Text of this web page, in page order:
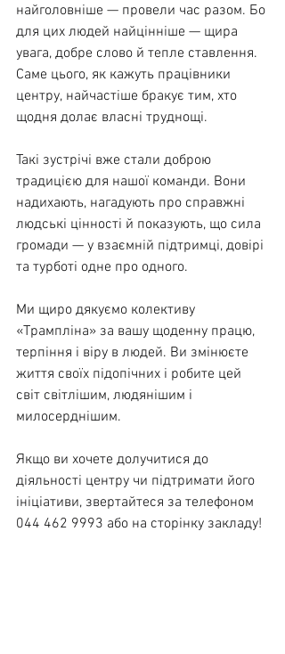
найголовніше — провели час разом. Бо
для цих людей найцінніше — щира
увага, добре слово й тепле ставлення.
Саме цього, як кажуть працівники
центру, найчастіше бракує тим, хто
щодня долає власні труднощі.
Такі зустрічі вже стали доброю
традицією для нашої команди. Вони
надихають, нагадують про справжні
людські цінності й показують, що сила
громади — у взаємній підтримці, довірі
та турботі одне про одного.
Ми щиро дякуємо колективу
«Трампліна» за вашу щоденну працю,
терпіння і віру в людей. Ви змінюєте
життя своїх підопічних і робите цей
світ світлішим, людянішим і
милосерднішим.
Якщо ви хочете долучитися до
діяльності центру чи підтримати його
ініціативи, звертайтеся за телефоном
044 462 9993 або на сторінку закладу!